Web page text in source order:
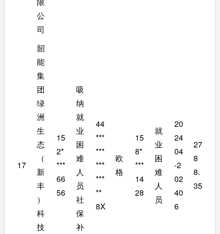
公
司
17
韶
能
集
团
绿
洲
生
态
（
新
丰
）
科
技
15
2*
***
66
56
吸
纳
就
业
困
难
人
员
社
保
补
44
***
***
***
***
**
8X
欧
格
15
8*
***
14
28
就
业
困
难
人
员
20
24
04
-2
02
40
6
27
8
8.
35